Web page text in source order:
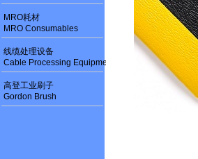
MRO耗材
MRO Consumables
线缆处理设备
Cable Processing Equipment
高登工业刷子
Gordon Brush